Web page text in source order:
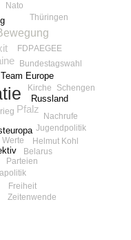
Pfalz
Team Europe
Russland
FDP
Bundestagswahl
Werte
Parteien
Nachrufe
Helmut Kohl
Jugendpolitik
Kirche
AEGEE
Belarus
Freiheit
Nato
Schengen
Thüringen
Zeitenwende